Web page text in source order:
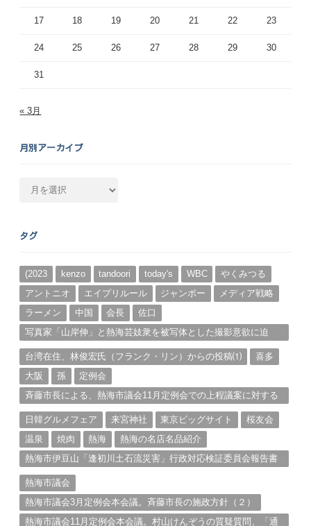
17 18 19 20 21 22 23
24 25 26 27 28 29 30
31
« 3月
月別アーカイブ
カ
ブ
タグ
(2023 kenzo tandoori today's WBC
やくみつる
アントニオ
エイプリルール ジャンボー
メディア戦略
ラーメン
中国 会長
佐口
写真家「山岸伸」と熱海芸妓衆を被写体とした撮影意欲に迫
台湾在住、林俊宏氏（フランク・リン）からの投稿⑴
喜多
大阪
孫
定例会
斉藤市長による、熱海市議会11月定例会での上程議案に対する
日韓グルメフェア
来宮神社 東京ビッグサイト
桜友会
温泉
焼肉 熱海
熱海の名店名品紹介
熱海市伊豆山「逢初川土石流災害」行政対応検証委員会報告書
熱海市議会
熱海市議会3月定例会本会議。斉藤市長の施政方針（２）
熱海市議会11月定例会本会議。村山けんぞうの質疑質問、「通